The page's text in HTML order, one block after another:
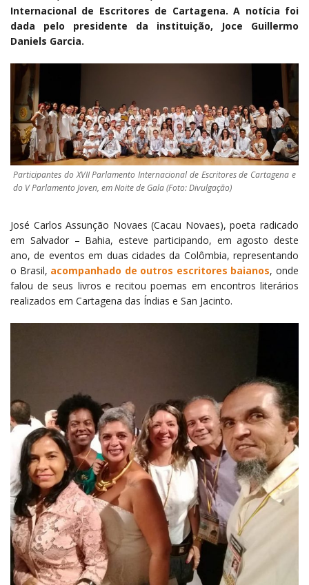
Internacional de Escritores de Cartagena. A notícia foi
dada pelo presidente da instituição, Joce Guillermo
Daniels Garcia.
Participantes do XVII Parlamento Internacional de Escritores de Cartagena e
do V Parlamento Joven, em Noite de Gala (Foto: Divulgação)
José Carlos Assunção Novaes (Cacau Novaes), poeta radicado
em Salvador – Bahia, esteve participando, em agosto deste
ano, de eventos em duas cidades da Colômbia, representando
o Brasil, acompanhado de outros escritores baianos, onde
falou de seus livros e recitou poemas em encontros literários
realizados em Cartagena das Índias e San Jacinto.